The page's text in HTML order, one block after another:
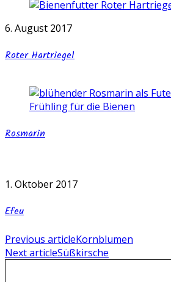
6. August 2017
Roter Hartriegel
Rosmarin
1. Oktober 2017
Efeu
Previous articleKornblumen
Next articleSüßkirsche